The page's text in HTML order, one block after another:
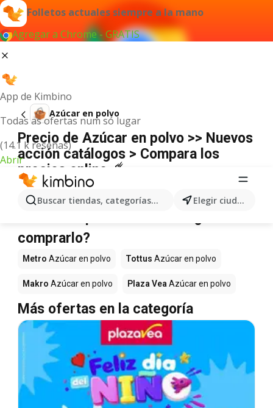
Folletos actuales siempre a la mano
Agregar a Chrome - GRATIS
App de Kimbino
Todas as ofertas num só lugar
(14.1 k reseñas)
Abrir
Buscar tiendas, categorías, productos... Elegir ciudad
Azúcar en polvo
Precio de Azúcar en polvo >> Nuevos
acción catálogos > Compara los
precios online ☄️
No hemos encontrado resultados para este
término.
comprarlo?
Metro Azúcar en polvo Tottus Azúcar en polvo
Makro Azúcar en polvo Plaza Vea Azúcar en polvo
Más ofertas en la categoría